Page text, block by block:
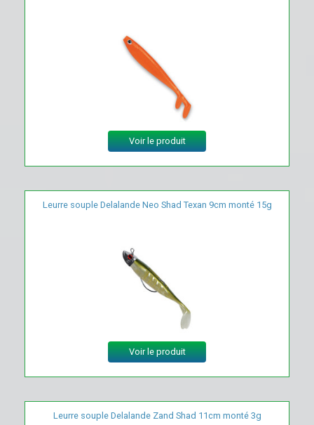
Voir le produit
Leurre souple Delalande Neo Shad Texan 9cm monté 15g
Voir le produit
Leurre souple Delalande Zand Shad 11cm monté 3g